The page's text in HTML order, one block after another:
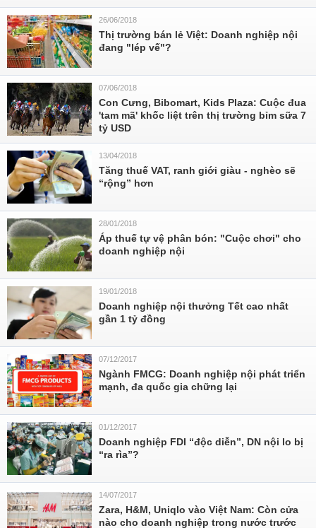
26/06/2018
Thị trường bán lẻ Việt: Doanh nghiệp nội
đang "lép vế"?
07/06/2018
Con Cưng, Bibomart, Kids Plaza: Cuộc đua
'tam mã' khốc liệt trên thị trường bỉm sữa 7
tỷ USD
13/04/2018
Tăng thuế VAT, ranh giới giàu - nghèo sẽ
“rộng” hơn
28/01/2018
Áp thuế tự vệ phân bón: "Cuộc chơi" cho
doanh nghiệp nội
19/01/2018
Doanh nghiệp nội thưởng Tết cao nhất
gần 1 tỷ đồng
07/12/2017
Ngành FMCG: Doanh nghiệp nội phát triển
mạnh, đa quốc gia chững lại
01/12/2017
Doanh nghiệp FDI “độc diễn”, DN nội lo bị
“ra rìa”?
14/07/2017
Zara, H&M, Uniqlo vào Việt Nam: Còn cửa
nào cho doanh nghiệp trong nước trước